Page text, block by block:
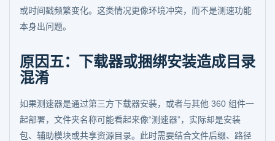
或时间戳频繁变化。这类情况更像环境冲突，而不是测速功能
本身出问题。
原因五：下载器或捆绑安装造成目录
混淆
如果测速器是通过第三方下载器安装，或者与其他 360 组件一
起部署，文件夹名称可能看起来像“测速器”，实际却是安装
包、辅助模块或共享资源目录。此时需要结合文件后缀、路径